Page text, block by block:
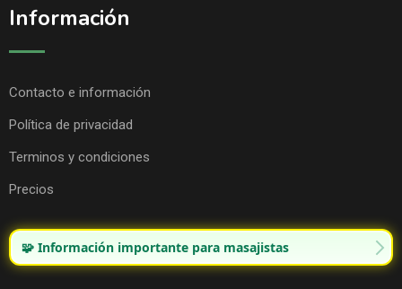
Información
Contacto e información
Política de privacidad
Terminos y condiciones
Precios
🧩 Información importante para masajistas